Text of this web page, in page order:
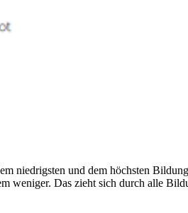
niedrigsten und dem höchsten
weniger. Das zieht sich durch alle